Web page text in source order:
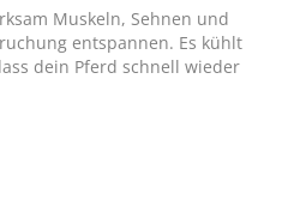
Muskeln, Sehnen und
entspannen. Es kühlt
dein Pferd schnell wieder